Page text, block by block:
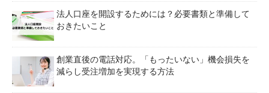
法人口座を開設するためには？必要書類と準備して
おきたいこと
創業直後の電話対応。「もったいない」機会損失を
減らし受注増加を実現する方法